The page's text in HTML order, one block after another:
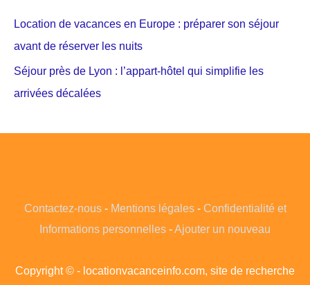
Location de vacances en Europe : préparer son séjour
avant de réserver les nuits
Séjour près de Lyon : l’appart-hôtel qui simplifie les
arrivées décalées
Contactez-nous- Mentions légales- Confidentialité et
Informations personnelles -Ajouter un nouveau
Copyright © - locationvacanceinfo.com, site de recherche